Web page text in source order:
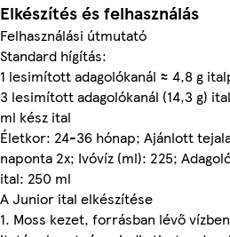
Elkészítés és felhasználás
Felhasználási útmutató
Standard hígítás:
1 lesimított adagolókanál ≈ 4,8 g
3 lesimított adagolókanál (14,3 g)
ml kész ital
Életkor: 24-36 hónap; Ajánlott
naponta 2x; Ivóvíz (ml): 225;
ital: 250 ml
A Junior ital elkészítése
1. Moss kezet, forrásban lévő